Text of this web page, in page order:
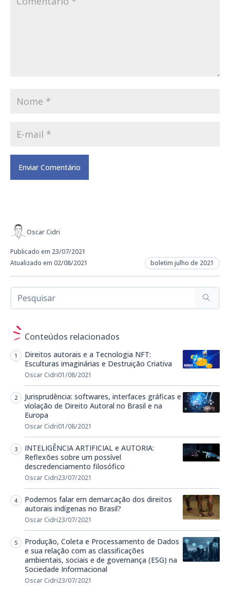
Oscar Cidri
Publicado em 23/07/2021
Atualizado em 02/08/2021
boletim julho de 2021
Conteúdos relacionados
Direitos autorais e a Tecnologia NFT:
Esculturas imaginárias e Destruição Criativa
Oscar Cidri01/08/2021
Jurisprudência: softwares, interfaces gráficas e
violação de Direito Autoral no Brasil e na
Europa
Oscar Cidri01/08/2021
INTELIGÊNCIA ARTIFICIAL e AUTORIA:
Reflexões sobre um possível
descredenciamento filosófico
Oscar Cidri23/07/2021
Podemos falar em demarcação dos direitos
autorais indígenas no Brasil?
Oscar Cidri23/07/2021
Produção, Coleta e Processamento de Dados
e sua relação com as classificações
ambientais, sociais e de governança (ESG) na
Sociedade Informacional
Oscar Cidri23/07/2021